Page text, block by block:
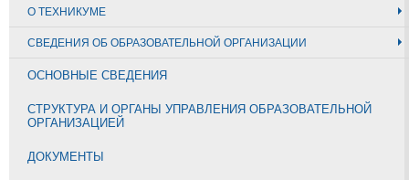
О ТЕХНИКУМЕ
СВЕДЕНИЯ ОБ ОБРАЗОВАТЕЛЬНОЙ ОРГАНИЗАЦИИ
ОСНОВНЫЕ СВЕДЕНИЯ
СТРУКТУРА И ОРГАНЫ УПРАВЛЕНИЯ ОБРАЗОВАТЕЛЬНОЙ
ОРГАНИЗАЦИЕЙ
ДОКУМЕНТЫ